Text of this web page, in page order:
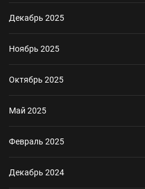
Декабрь 2025
Ноябрь 2025
Октябрь 2025
Май 2025
Февраль 2025
Декабрь 2024